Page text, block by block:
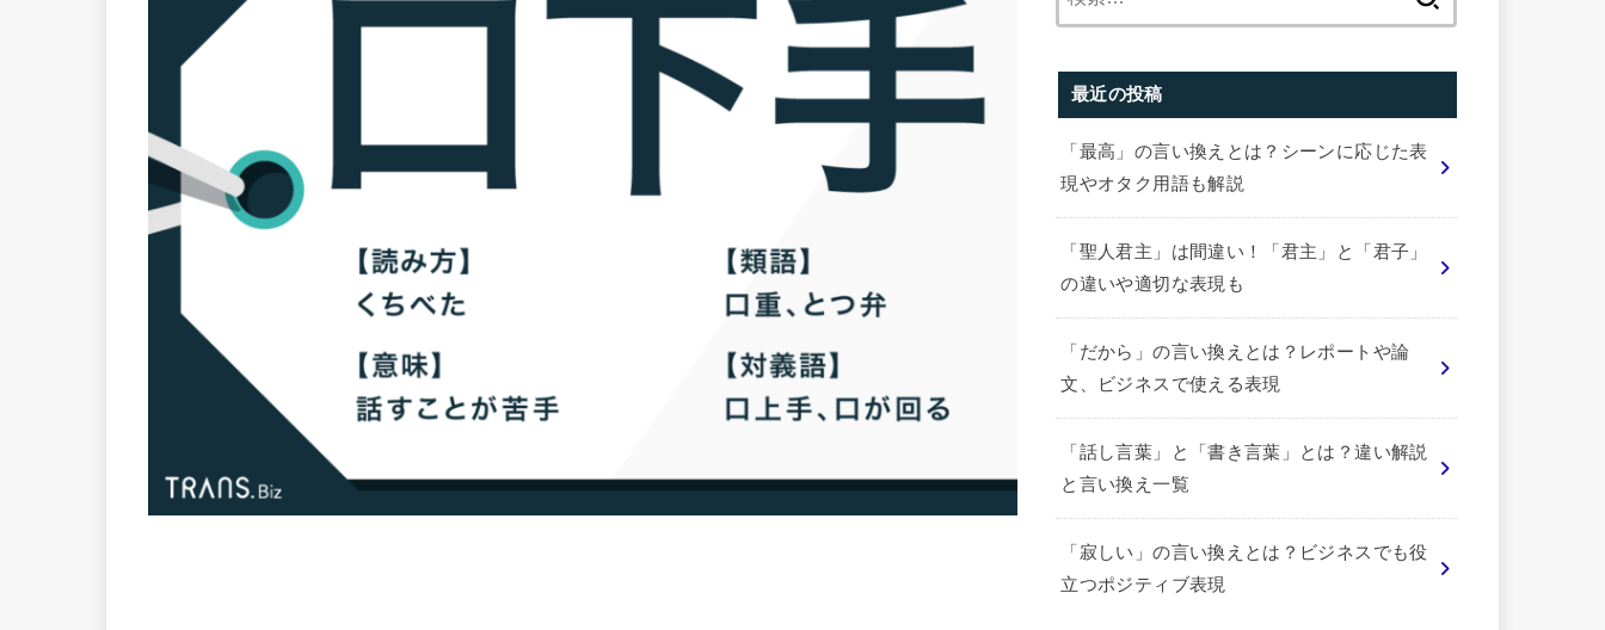
最近の投稿
「最高」の言い換えとは？シーンに応じた表
現やオタク用語も解説
「聖人君主」は間違い！「君主」と「君子」
の違いや適切な表現も
「だから」の言い換えとは？レポートや論
文、ビジネスで使える表現
「話し言葉」と「書き言葉」とは？違い解説
と言い換え一覧
「寂しい」の言い換えとは？ビジネスでも役
立つポジティブ表現